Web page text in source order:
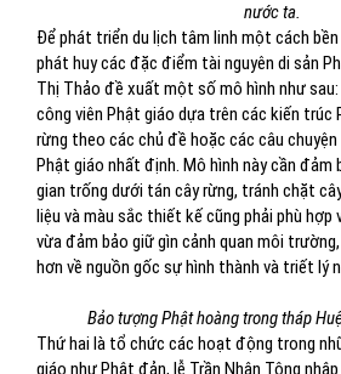
nước ta.
Để phát triển du lịch tâm linh một cách bền
phát huy các đặc điểm tài nguyên di sản
Thị Thảo đề xuất một số mô hình như
công viên Phật giáo dựa trên các kiến trúc
rừng theo các chủ đề hoặc các câu
Phật giáo nhất định. Mô hình này cần đảm
gian trống dưới tán cây rừng, tránh chặt
liệu và màu sắc thiết kế cũng phải phù hợp
vừa đảm bảo giữ gìn cảnh quan môi
hơn về nguồn gốc sự hình thành và triết lý
Bảo tượng Phật hoàng trong tháp
Thứ hai là tổ chức các hoạt động trong
giáo như Phật đản, lễ Trần Nhân Tông